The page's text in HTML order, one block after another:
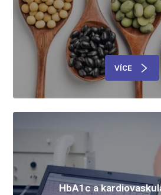
VÍCE
HbA1c a